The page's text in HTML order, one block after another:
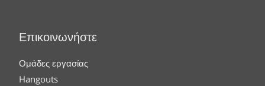
Επικοινωνήστε
Ομάδες εργασίας
Hangouts